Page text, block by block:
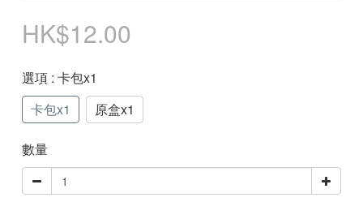
HK$12.00
選項 : 卡包x1
卡包x1
原盒x1
數量